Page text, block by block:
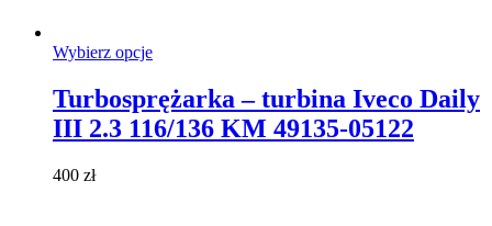
Wybierz opcjeTen
wiele
wariantów.
Turbosprężarka – turbina Iveco Daily
III 2.3 116/136 KM 49135-05122
400 zł